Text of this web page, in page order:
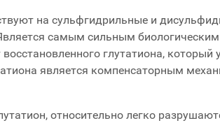
на сульфгидрильные и
самым сильным
глутатиона, который
является компенсаторным
относительно легко